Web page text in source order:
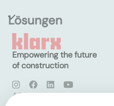
Lösungen
Empowering the future
of construction
AGB